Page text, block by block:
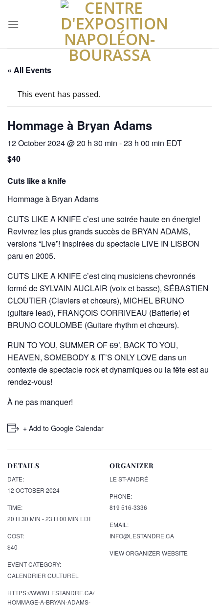
content
« All Events
This event has passed.
Hommage à Bryan Adams
12 October 2024 @ 20 h 30 min -23 h 00 min EDT
$40
Cuts like a knife
Hommage à Bryan Adams
CUTS LIKE A KNIFE c’est une soirée haute en énergie!
Revivrez les plus grands succès de BRYAN ADAMS,
versions “Live”! Inspirées du spectacle LIVE IN LISBON
paru en 2005.
CUTS LIKE A KNIFE c’est cinq musiciens chevronnés
formé de SYLVAIN AUCLAIR (voix et basse), SÉBASTIEN
CLOUTIER (Claviers et chœurs), MICHEL BRUNO
(guitare lead), FRANÇOIS CORRIVEAU (Batterie) et
BRUNO COULOMBE (Guitare rhythm et chœurs).
RUN TO YOU, SUMMER OF 69’, BACK TO YOU,
HEAVEN, SOMEBODY & IT’S ONLY LOVE dans un
contexte de spectacle rock et dynamiques ou la fête est au
rendez-vous!
À ne pas manquer!
+ Add to Google Calendar
DETAILS
DATE:
12 OCTOBER 2024
TIME:
20 H 30 MIN - 23 H 00 MIN EDT
COST:
$40
EVENT CATEGORY:
CALENDRIER CULTUREL
HTTPS://WWW.LESTANDRE.CA/
HOMMAGE-A-BRYAN-ADAMS-
ORGANIZER
LE ST-ANDRÉ
PHONE:
819 516-3336
EMAIL:
INFO@LESTANDRE.CA
VIEW ORGANIZER WEBSITE